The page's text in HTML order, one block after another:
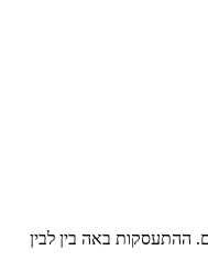
ההתעסקות באה בין לבין